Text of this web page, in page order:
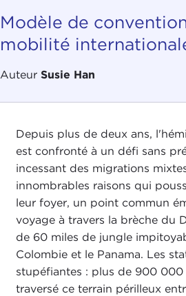
Modèle de
mobilité
Auteur Susie Han
Depuis plus de deux ans,
est confronté à un défi sans
incessant des migrations
innombrables raisons qui
leur foyer, un point commun
voyage à travers la brèche du
de 60 miles de jungle
Colombie et le Panama. Les
stupéfiantes : plus de 900 000
traversé ce terrain périlleux